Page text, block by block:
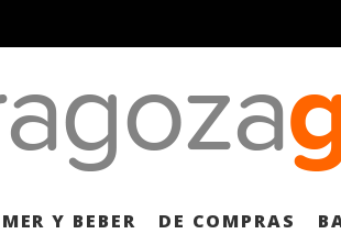
Y BEBER DE COMPRAS